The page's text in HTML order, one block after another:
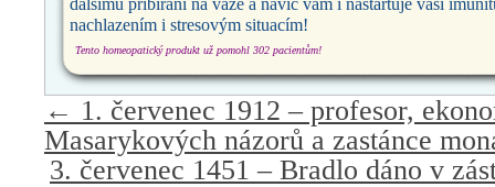
dalšímu přibírání na váze a navíc vám i nastartuje vaši
nachlazením i stresovým situacím!
Tento homeopatický produkt už pomohl 302 pacientům!
← 1. červenec 1912 – profesor,
Masarykových názorů a zastánce
3. červenec 1451 – Bradlo dáno v